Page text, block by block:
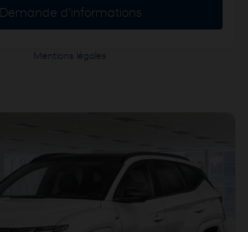
Demande d'informations
Mentions légales